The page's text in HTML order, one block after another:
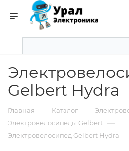
Gelbert Hydra
Главная — Каталог —
Электровелосипеды Gelbert —
Электровелосипед Gelbert Hydra